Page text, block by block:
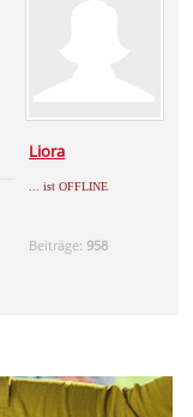
Liora
... ist OFFLINE
Beiträge:958